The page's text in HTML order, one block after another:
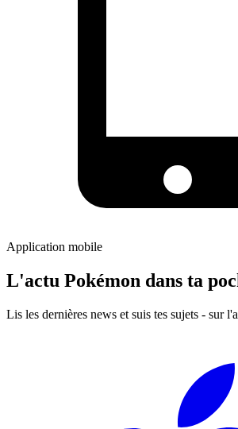
Application mobile
L'actu Pokémon dans ta
Lis les dernières news et suis tes sujets - sur